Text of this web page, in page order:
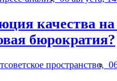
качества
бюрократия?
пространство,